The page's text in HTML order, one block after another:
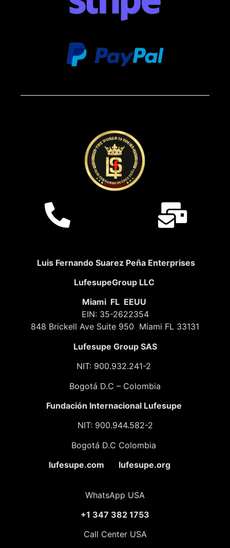
Luis Fernando Suarez Peña Enterprises
LufesupeGroup LLC
Miami FL EEUU
EIN: 35-2622354
848 Brickell Ave Suite 950 Miami FL 33131
Lufesupe Group SAS
NIT: 900.932.241-2
Bogotá D.C – Colombia
Fundación Internacional Lufesupe
NIT: 900.944.582-2
Bogotá D.C Colombia
lufesupe.com lufesupe.org
WhatsApp USA
+1 347 382 1753
Call Center USA